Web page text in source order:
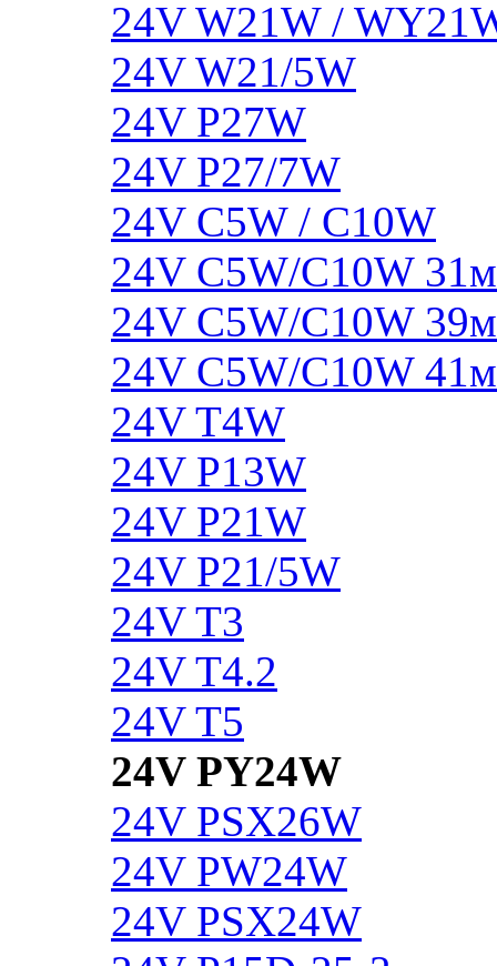
24V W21W /
24V W21/5W
24V P27W
24V P27/7W
24V C5W / C10W
24V C5W/C10W
24V C5W/C10W
24V C5W/C10W
24V T4W
24V P13W
24V P21W
24V P21/5W
24V T3
24V T4.2
24V T5
24V PY24W
24V PSX26W
24V PW24W
24V PSX24W